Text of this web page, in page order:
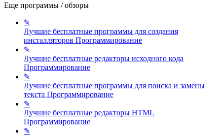
Еще программы / обзоры
✎
Лучшие бесплатные программы для создания
инсталляторов Программирование
✎
Лучшие бесплатные редакторы исходного кода
Программирование
✎
Лучшие бесплатные программы для поиска и замены
текста Программирование
✎
Лучшие бесплатные редакторы HTML
Программирование
✎